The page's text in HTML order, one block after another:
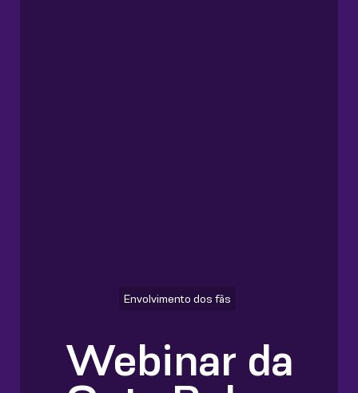
Envolvimento dos fãs
Webinar da